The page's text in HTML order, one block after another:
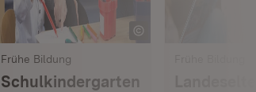
Frühe Bildung
Schulkindergarten